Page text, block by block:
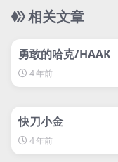
相关文章
勇敢的哈克/HAAK
4 年前
快刀小金
4 年前